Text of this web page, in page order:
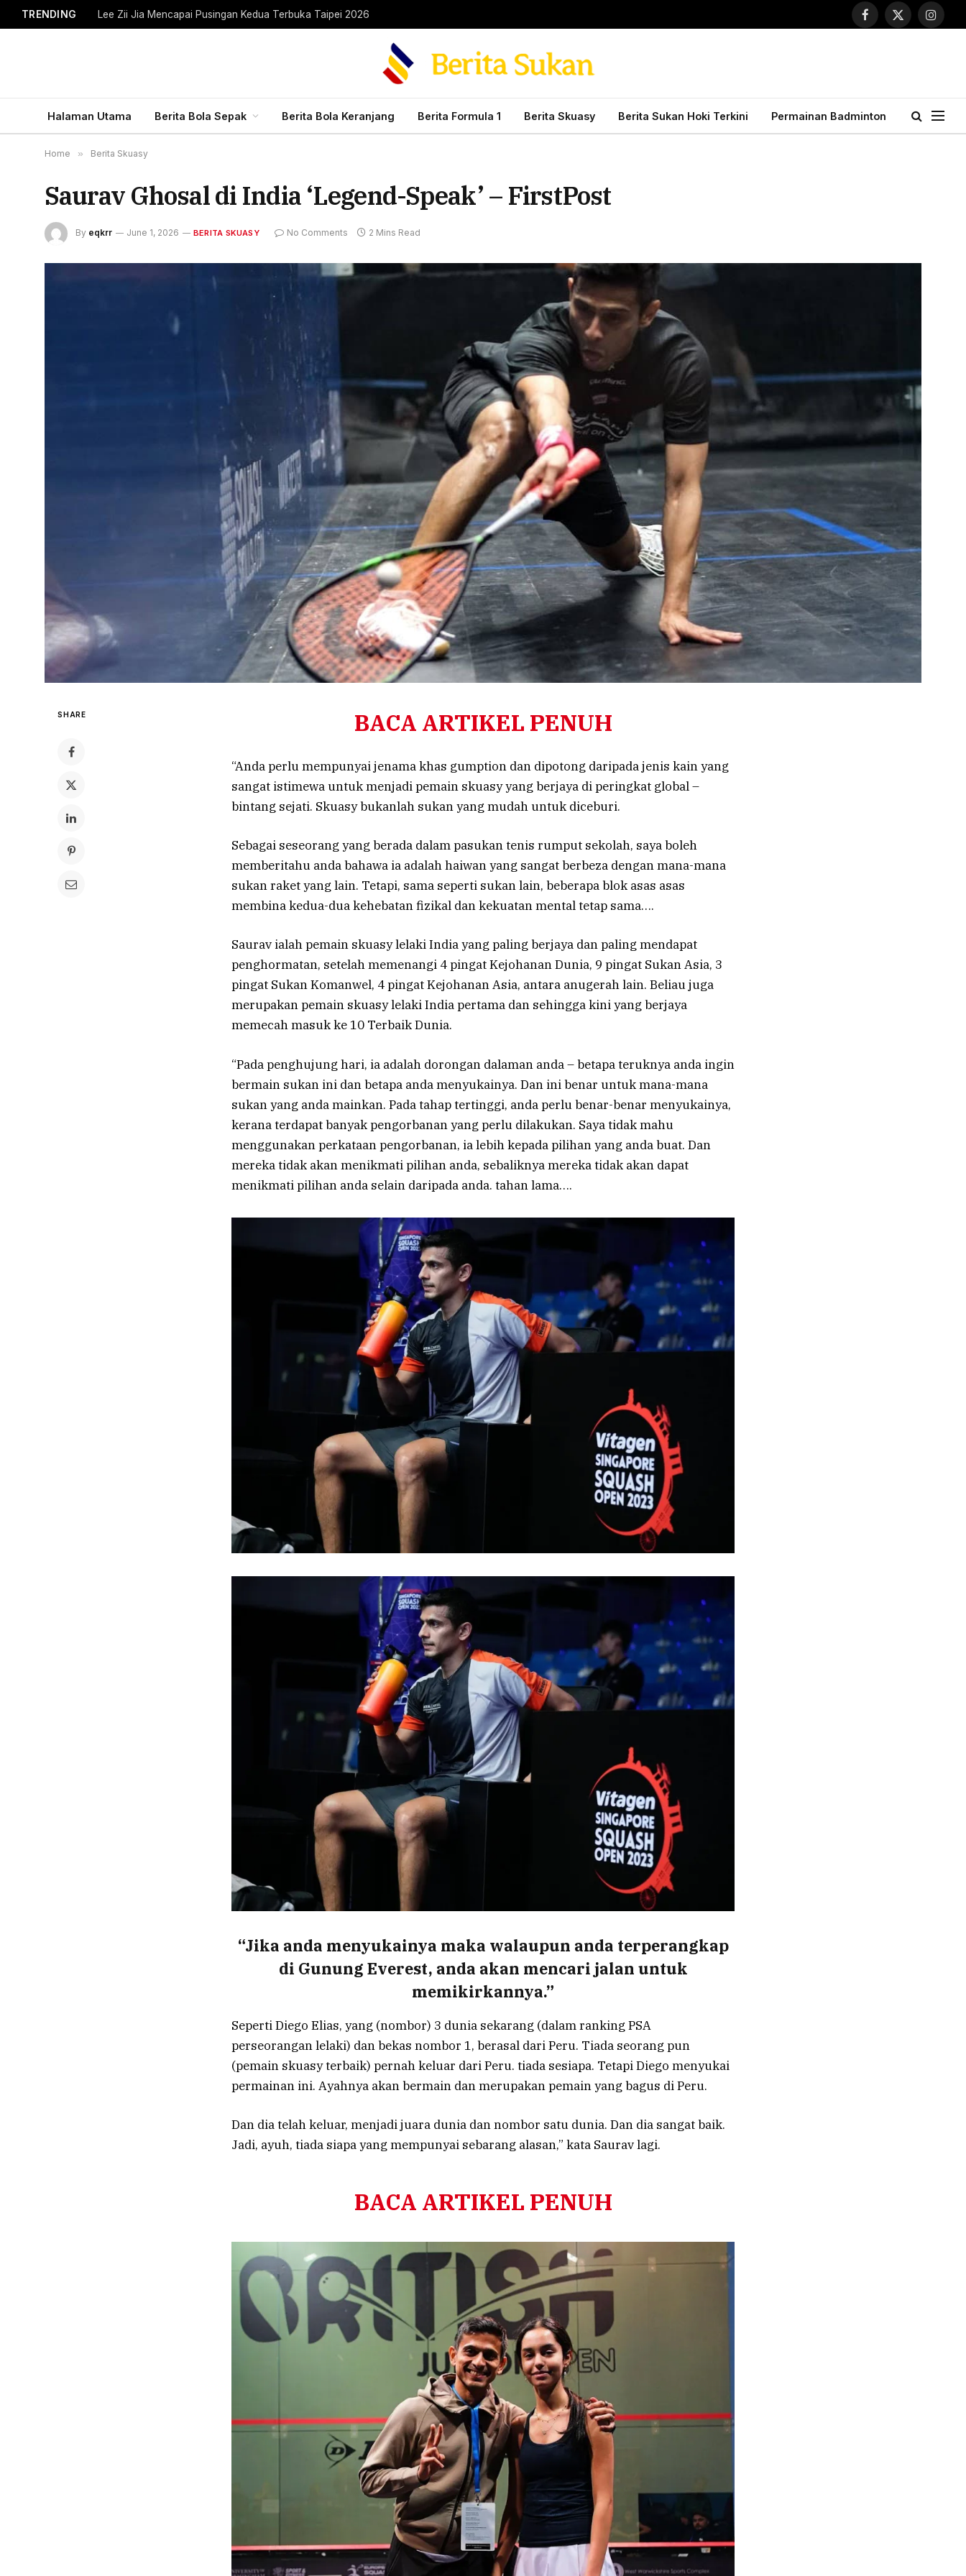
TRENDING Lee Zii Jia Mencapai Pusingan Kedua Terbuka Taipei 2026
Facebook
X
Halaman Utama Berita Bola Sepak Berita Bola Keranjang Berita Formula 1 Berita Skuasy Berita Sukan Hoki Terkini Permainan Badminton
Home » Berita Skuasy
Saurav Ghosal di India ‘Legend-Speak’ – FirstPost
By eqkrr June 1, 2026 BERITA SKUASY No Comments 2 Mins Read
SHARE BACA ARTIKEL PENUH
“Anda perlu mempunyai jenama khas gumption dan dipotong daripada jenis kain yang
sangat istimewa untuk menjadi pemain skuasy yang berjaya di peringkat global –
bintang sejati. Skuasy bukanlah sukan yang mudah untuk diceburi.
Sebagai seseorang yang berada dalam pasukan tenis rumput sekolah, saya boleh
memberitahu anda bahawa ia adalah haiwan yang sangat berbeza dengan mana-mana
sukan raket yang lain. Tetapi, sama seperti sukan lain, beberapa blok asas asas
membina kedua-dua kehebatan fizikal dan kekuatan mental tetap sama….
Saurav ialah pemain skuasy lelaki India yang paling berjaya dan paling mendapat
penghormatan, setelah memenangi 4 pingat Kejohanan Dunia, 9 pingat Sukan Asia, 3
pingat Sukan Komanwel, 4 pingat Kejohanan Asia, antara anugerah lain. Beliau juga
merupakan pemain skuasy lelaki India pertama dan sehingga kini yang berjaya
memecah masuk ke 10 Terbaik Dunia.
“Pada penghujung hari, ia adalah dorongan dalaman anda – betapa teruknya anda ingin
bermain sukan ini dan betapa anda menyukainya. Dan ini benar untuk mana-mana
sukan yang anda mainkan. Pada tahap tertinggi, anda perlu benar-benar menyukainya,
kerana terdapat banyak pengorbanan yang perlu dilakukan. Saya tidak mahu
menggunakan perkataan pengorbanan, ia lebih kepada pilihan yang anda buat. Dan
mereka tidak akan menikmati pilihan anda, sebaliknya mereka tidak akan dapat
menikmati pilihan anda selain daripada anda. tahan lama….
“Jika anda menyukainya maka walaupun anda terperangkap
di Gunung Everest, anda akan mencari jalan untuk
memikirkannya.”
Seperti Diego Elias, yang (nombor) 3 dunia sekarang (dalam ranking PSA
perseorangan lelaki) dan bekas nombor 1, berasal dari Peru. Tiada seorang pun
(pemain skuasy terbaik) pernah keluar dari Peru. tiada sesiapa. Tetapi Diego menyukai
permainan ini. Ayahnya akan bermain dan merupakan pemain yang bagus di Peru.
Dan dia telah keluar, menjadi juara dunia dan nombor satu dunia. Dan dia sangat baik.
Jadi, ayuh, tiada siapa yang mempunyai sebarang alasan,” kata Saurav lagi.
BACA ARTIKEL PENUH